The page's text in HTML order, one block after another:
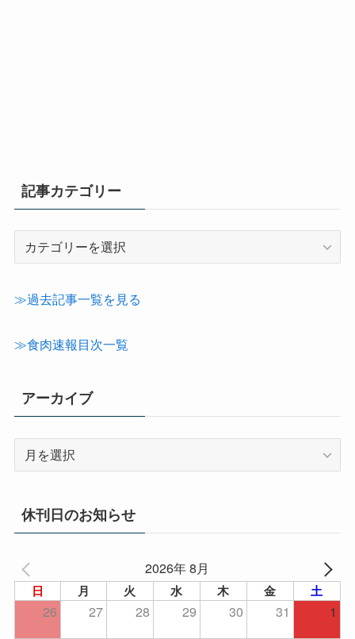
記事カテゴリー
テ
≫過去記事一覧を見る
≫食肉速報目次一覧
アーカイブ
イ
ブ
休刊日のお知らせ
2026年 8月
日 月 火 水 木 金 土
26 27 28 29 30 31
1